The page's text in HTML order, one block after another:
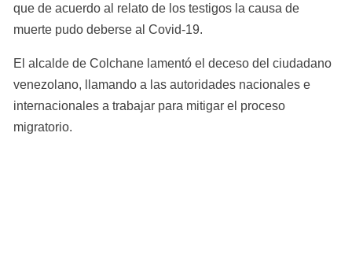
que de acuerdo al relato de los testigos la causa de
muerte pudo deberse al Covid-19.
El alcalde de Colchane lamentó el deceso del ciudadano
venezolano, llamando a las autoridades nacionales e
internacionales a trabajar para mitigar el proceso
migratorio.